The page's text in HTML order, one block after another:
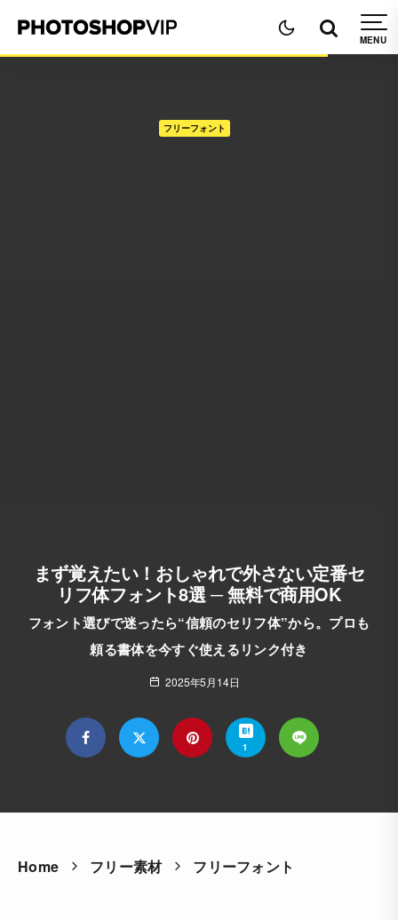
フリーフォント
まず覚えたい！おしゃれで外さない定番セ
リフ体フォント8選 ─ 無料で商用OK
フォント選びで迷ったら“信頼のセリフ体”から。プロも
頼る書体を今すぐ使えるリンク付き
2025年5月14日
1
Home フリー素材 フリーフォント